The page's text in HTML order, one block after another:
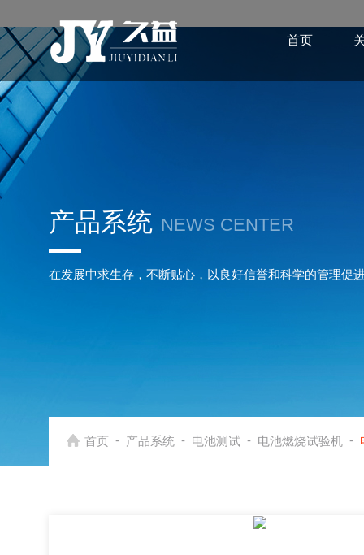
首页
产品系统 NEWS CENTER
在发展中求生存，不断贴心，以良好信誉和科学的管理促
首页 - 产品系统 - 电池测试 - 电池燃烧试验机 -